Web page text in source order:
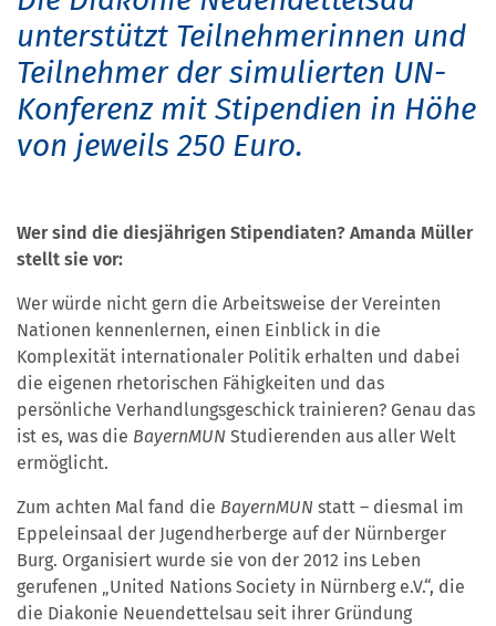
unterstützt Teilnehmerinnen und
Teilnehmer dersimulierten UN-
Konferenz mit Stipendien in Höhe
von jeweils 250 Euro.
Wer sind die diesjährigen Stipendiaten? Amanda Müller
stellt sie vor:
Wer würde nicht gern die Arbeitsweise der Vereinten
Nationen kennenlernen, einen Einblick in die
Komplexität internationaler Politik erhalten und dabei
die eigenen rhetorischen Fähigkeiten und das
persönliche Verhandlungsgeschick trainieren? Genau das
ist es, was die BayernMUN Studierenden aus aller Welt
ermöglicht.
Zum achten Mal fand die BayernMUN statt – diesmal im
Eppeleinsaal der Jugendherberge auf der Nürnberger
Burg. Organisiert wurde sie von der 2012 ins Leben
gerufenen „United Nations Society in Nürnberg e.V.“, die
die Diakonie Neuendettelsau seit ihrer Gründung